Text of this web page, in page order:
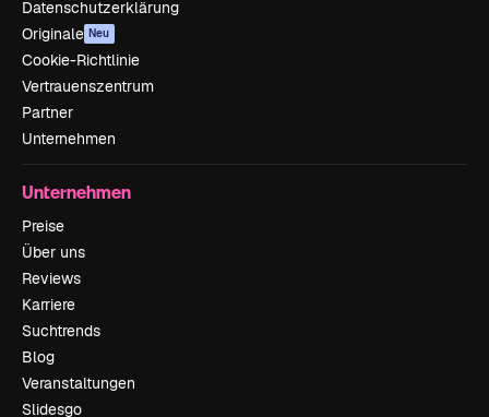
Datenschutzerklärung
Originale Neu
Cookie-Richtlinie
Vertrauenszentrum
Partner
Unternehmen
Unternehmen
Preise
Über uns
Reviews
Karriere
Suchtrends
Blog
Veranstaltungen
Slidesgo